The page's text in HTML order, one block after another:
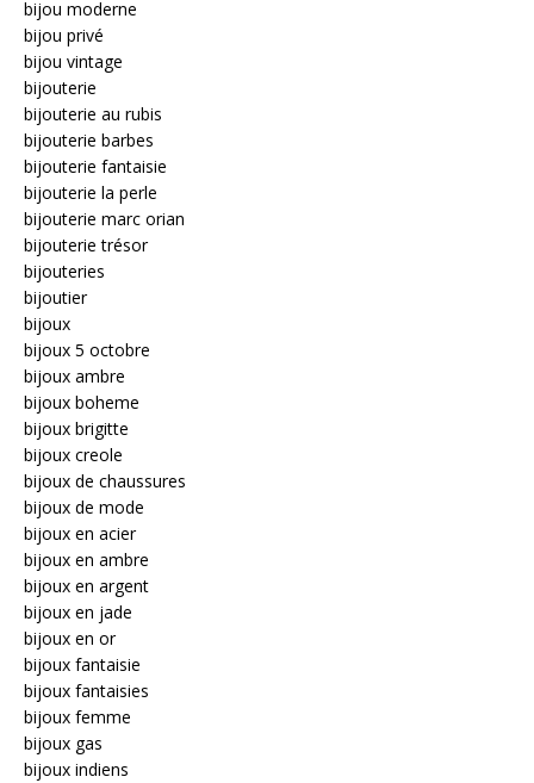
bijou moderne
bijou privé
bijou vintage
bijouterie
bijouterie au rubis
bijouterie barbes
bijouterie fantaisie
bijouterie la perle
bijouterie marc orian
bijouterie trésor
bijouteries
bijoutier
bijoux
bijoux 5 octobre
bijoux ambre
bijoux boheme
bijoux brigitte
bijoux creole
bijoux de chaussures
bijoux de mode
bijoux en acier
bijoux en ambre
bijoux en argent
bijoux en jade
bijoux en or
bijoux fantaisie
bijoux fantaisies
bijoux femme
bijoux gas
bijoux indiens